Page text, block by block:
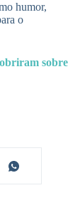
humor,
o
sobre